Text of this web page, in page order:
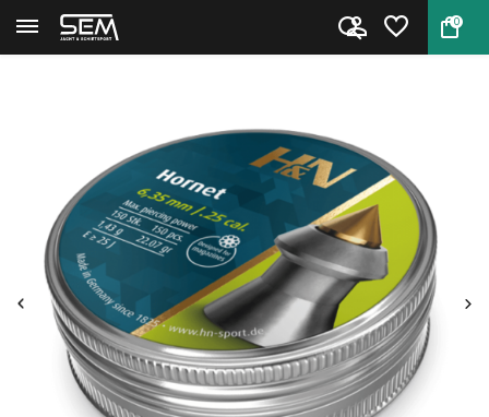
0
Terug Home Hornet 6.35mm pellet van H&N